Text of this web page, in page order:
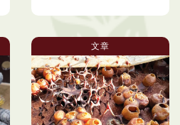
文章